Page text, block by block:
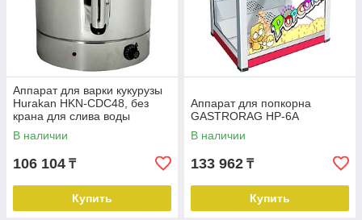
Аппарат для варки кукурузы
Hurakan HKN-CDC48, без
крана для слива воды
В наличии
106 104 ₸
Купить
Аппарат для попкорна
GASTRORAG HP-6A
В наличии
133 962 ₸
Купить